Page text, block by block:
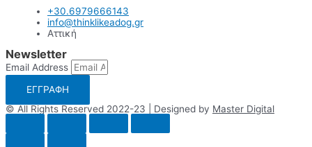
+30.6979666143
info@thinklikeadog.gr
Αττική
Newsletter
Email Address
ΕΓΓΡΑΦΗ
© All Rights Reserved 2022-23 | Designed by Master Digital